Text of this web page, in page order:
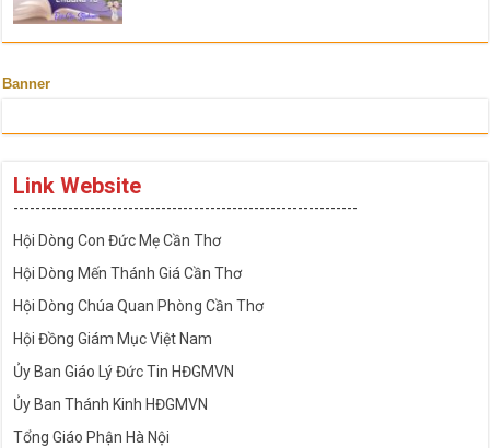
Banner
Link Website
---------------------------------------------------------------
Hội Dòng Con Đức Mẹ Cần Thơ
Hội Dòng Mến Thánh Giá Cần Thơ
Hội Dòng Chúa Quan Phòng Cần Thơ
Hội Đồng Giám Mục Việt Nam
Ủy Ban Giáo Lý Đức Tin HĐGMVN
Ủy Ban Thánh Kinh HĐGMVN
Tổng Giáo Phận Hà Nội